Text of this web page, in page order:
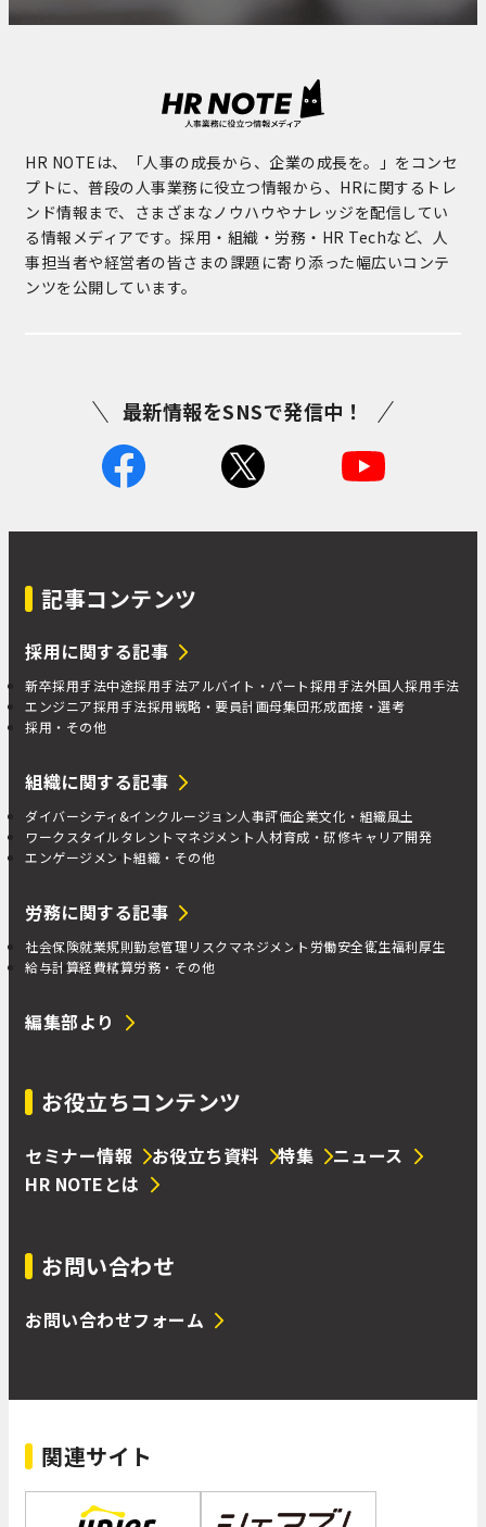
HR NOTEは、「人事の成長から、企業の成長を。」をコンセ
プトに、普段の人事業務に役立つ情報から、HRに関するトレ
ンド情報まで、さまざまなノウハウやナレッジを配信してい
る情報メディアです。採用・組織・労務・HR Techなど、人
事担当者や経営者の皆さまの課題に寄り添った幅広いコンテ
ンツを公開しています。
最新情報をSNSで発信中！
記事コンテンツ
採用に関する記事
新卒採用手法中途採用手法アルバイト・パート採用手法外国人採用手法
エンジニア採用手法採用戦略・要員計画母集団形成面接・選考
採用・その他
組織に関する記事
ダイバーシティ&インクルージョン人事評価企業文化・組織風土
ワークスタイルタレントマネジメント 人材育成・研修キャリア開発
エンゲージメント組織・その他
労務に関する記事
社会保険就業規則勤怠管理 リスクマネジメント 労働安全衛生福利厚生
給与計算経費精算労務・その他
編集部より
お役立ちコンテンツ
セミナー情報 お役立ち資料 特集
ニュース
HR NOTEとは
お問い合わせ
お問い合わせフォーム
関連サイト